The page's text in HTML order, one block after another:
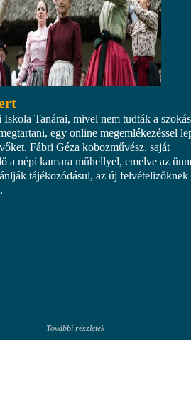
Tanárai, mivel nem tudták a
egy online megemlékezéssel
Fábri Géza kobozművész, saját
a népi kamara műhellyel, emelve az
tájékozódásul, az új felvételizőknek
További részletek